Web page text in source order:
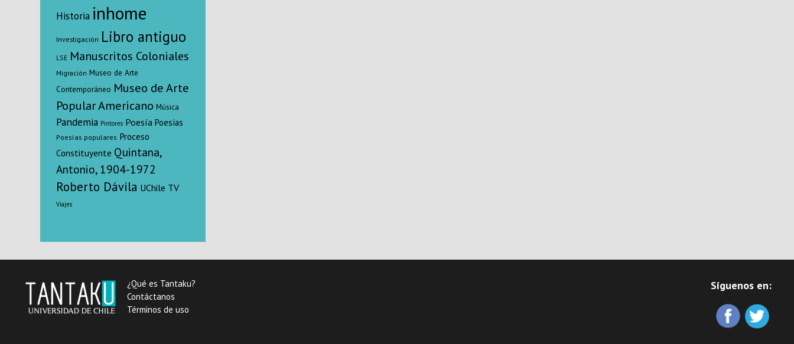
Historia inhome
Investigación Libro antiguo
LSE Manuscritos Coloniales
Migración Museo de Arte
Contemporáneo Museo de Arte
Popular Americano Música
Pandemia Pintores Poesía Poesías
Poesías populares Proceso
Constituyente Quintana,
Antonio, 1904-1972
Roberto Dávila UChile TV
Viajes
¿Qué es Tantaku?
Contáctanos
Términos de uso
Síguenos en: